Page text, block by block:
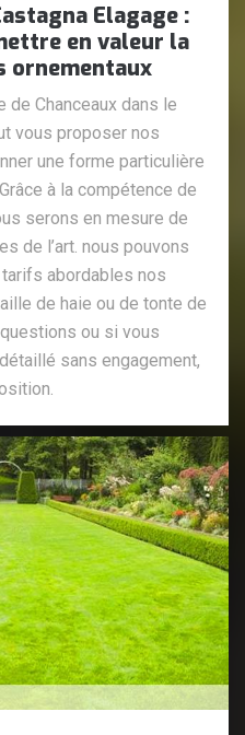
Elagage :
en valeur la
ornementaux
Chanceaux dans le
vous proposer nos
une forme particulière
à la compétence de
serons en mesure de
de l’art. nous pouvons
abordables nos
de haie ou de tonte de
ou si vous
sans engagement,